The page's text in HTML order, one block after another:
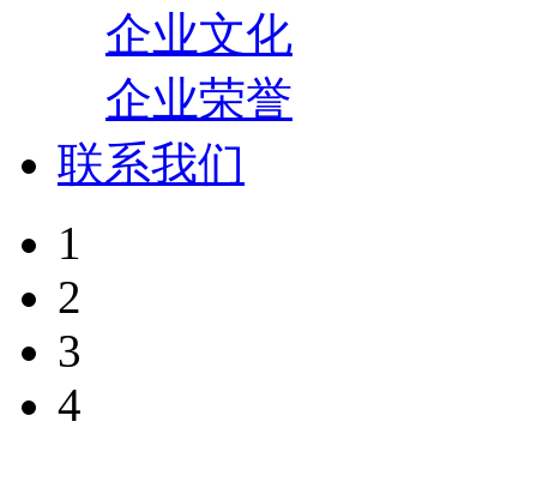
企业文化
企业荣誉
联系我们
1
2
3
4